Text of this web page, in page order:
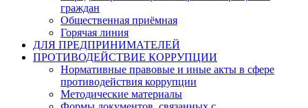
граждан
Общественная приёмная
Горячая линия
ДЛЯ ПРЕДПРИНИМАТЕЛЕЙ
ПРОТИВОДЕЙСТВИЕ КОРРУПЦИИ
Нормативные правовые и иные акты в сфере
противодействия коррупции
Методические материалы